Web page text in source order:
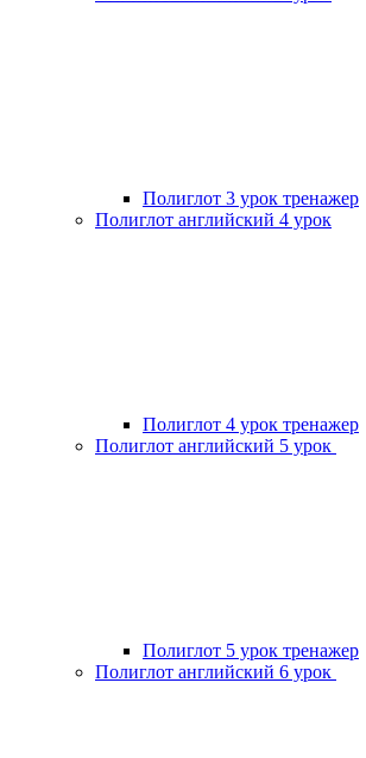
Полиглот 3 урок тренажер
Полиглот английский 4 урок
Полиглот 4 урок тренажер
Полиглот английский 5 урок
Полиглот 5 урок тренажер
Полиглот английский 6 урок